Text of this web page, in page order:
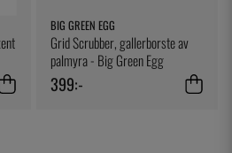
BIG GREEN EGG
Grid Scrubber, gallerborste av
palmyra - Big Green Egg
399:-